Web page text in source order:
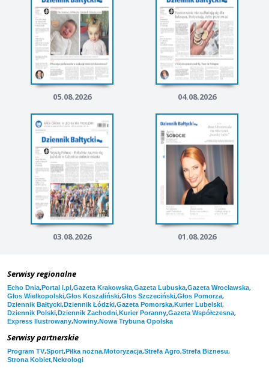
05.08.2026 04.08.2026
03.08.2026 01.08.2026
Serwisy regionalne
Echo Dnia,Portal i.pl,Gazeta Krakowska,Gazeta Lubuska,Gazeta Wrocławska,
Głos Wielkopolski,Głos Koszaliński,Głos Szczeciński,Głos Pomorza,
Dziennik Bałtycki,Dziennik Łódzki,Gazeta Pomorska,Kurier Lubelski,
Dziennik Polski,Dziennik Zachodni,Kurier Poranny,Gazeta Współczesna,
Express Ilustrowany,Nowiny,Nowa Trybuna Opolska
Serwisy partnerskie
Program TV,Sport,Piłka nożna,Motoryzacja,Strefa Agro,Strefa Biznesu,
Strona Kobiet,Nekrologi